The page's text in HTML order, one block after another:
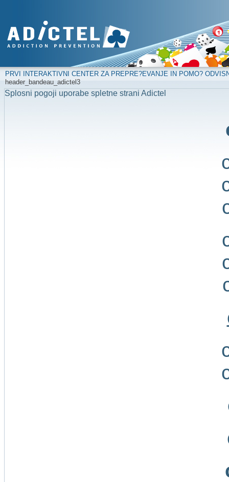
PRVI INTERAKTIVNI CENTER ZA PREPRE?EVANJE IN POMO?
header_bandeau_adictel3
Splosni pogoji uporabe spletne strani Adictel